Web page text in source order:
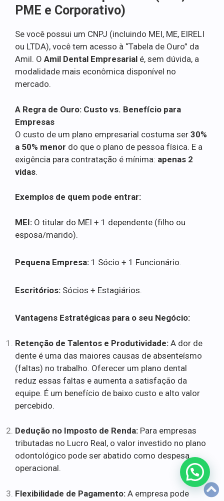
PME e Corporativo)
Se você possui um CNPJ (incluindo MEI, ME, EIRELI
ou LTDA), você tem acesso à “Tabela de Ouro” da
Amil. O Amil Dental Empresarial é, sem dúvida, a
modalidade mais econômica disponível no
mercado.
A Regra de Ouro: Custo vs. Benefício para
Empresas
O custo de um plano empresarial costuma ser 30%
a 50% menor do que o plano de pessoa física. E a
exigência para contratação é mínima: apenas 2
vidas.
Exemplos de quem pode entrar:
MEI: O titular do MEI + 1 dependente (filho ou
esposa/marido).
Pequena Empresa: 1 Sócio + 1 Funcionário.
Escritórios: Sócios + Estagiários.
Vantagens Estratégicas para o seu Negócio:
Retenção de Talentos e Produtividade: A dor de
dente é uma das maiores causas de absenteísmo
(faltas) no trabalho. Oferecer um plano dental
reduz essas faltas e aumenta a satisfação da
equipe. É um benefício de baixo custo e alto valor
percebido.
Dedução no Imposto de Renda: Para empresas
tributadas no Lucro Real, o valor investido no plano
odontológico pode ser abatido como despesa
operacional.
Flexibilidade de Pagamento: A empresa pode